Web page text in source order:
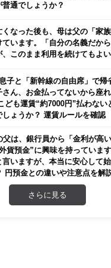
普通でしょうか？
くなった後も、母は父の「家
ています。「自分の名義だか
、このまま利用を続けてもよ
子と「新幹線の自由席」で帰
さん、お金払ってないから座
ども運賃“約7000円”払わない
しょうか？ 運賃ルールを確認
父は、銀行員から「金利が高
貨預金”に興味を持っていま
言いますが、本当に安心して
円預金との違いや注意点を解
さらに見る